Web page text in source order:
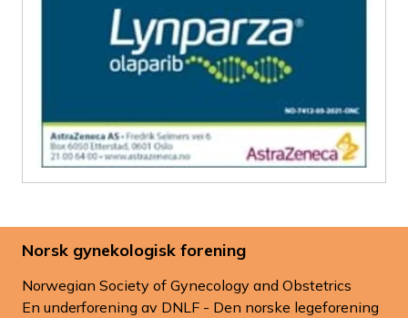
Norsk gynekologisk forening
Norwegian Society of Gynecology and Obstetrics
En underforening av DNLF - Den norske legeforening